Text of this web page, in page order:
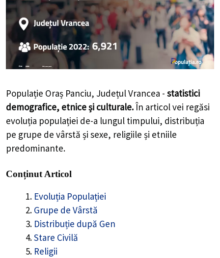
Populație Oraș Panciu, Județul Vrancea - statistici
demografice, etnice și culturale.În articol vei regăsi
evoluția populației de-a lungul timpului, distribuția
pe grupe de vârstă și sexe, religiile și etniile
predominante.
Conținut Articol
Evoluția Populației
Grupe de Vârstă
Distribuție după Gen
Stare Civilă
Religii